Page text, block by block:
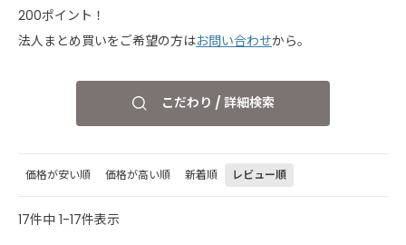
200ポイント！
法人まとめ買いをご希望の方はお問い合わせから。
こだわり / 詳細検索
価格が安い順 価格が高い順 新着順 レビュー順
17件中 1-17件表示